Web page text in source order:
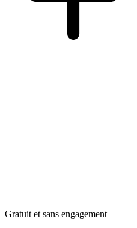
Gratuit et sans engagement